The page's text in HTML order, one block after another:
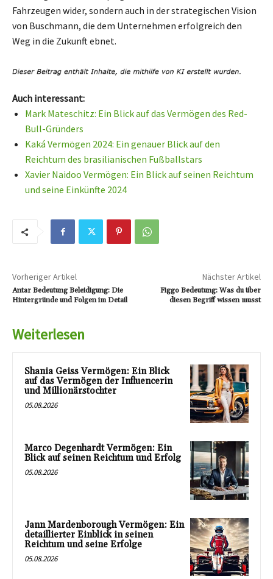
Fahrzeugen wider, sondern auch in der strategischen Vision
von Buschmann, die dem Unternehmen erfolgreich den
Weg in die Zukunft ebnet.
Auch interessant:
Mark Mateschitz: Ein Blick auf das Vermögen des Red-
Bull-Gründers
Kaká Vermögen 2024: Ein genauer Blick auf den
Reichtum des brasilianischen Fußballstars
Xavier Naidoo Vermögen: Ein Blick auf seinen Reichtum
und seine Einkünfte 2024
Vorheriger Artikel
Antar Bedeutung Beleidigung: Die
Hintergründe und Folgen im Detail
Nächster Artikel
Figgo Bedeutung: Was du über
diesen Begriff wissen musst
Weiterlesen
Shania Geiss Vermögen: Ein Blick
auf das Vermögen der Influencerin
und Millionärstochter
05.08.2026
Marco Degenhardt Vermögen: Ein
Blick auf seinen Reichtum und Erfolg
05.08.2026
Jann Mardenborough Vermögen: Ein
detaillierter Einblick in seinen
Reichtum und seine Erfolge
05.08.2026